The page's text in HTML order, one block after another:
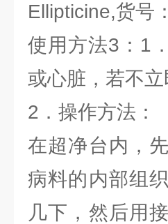
Ellipticine,货号
使用方法3：1
或心脏，若不
2．操作方法：
在超净台内，
病料的内部组
几下，然后用